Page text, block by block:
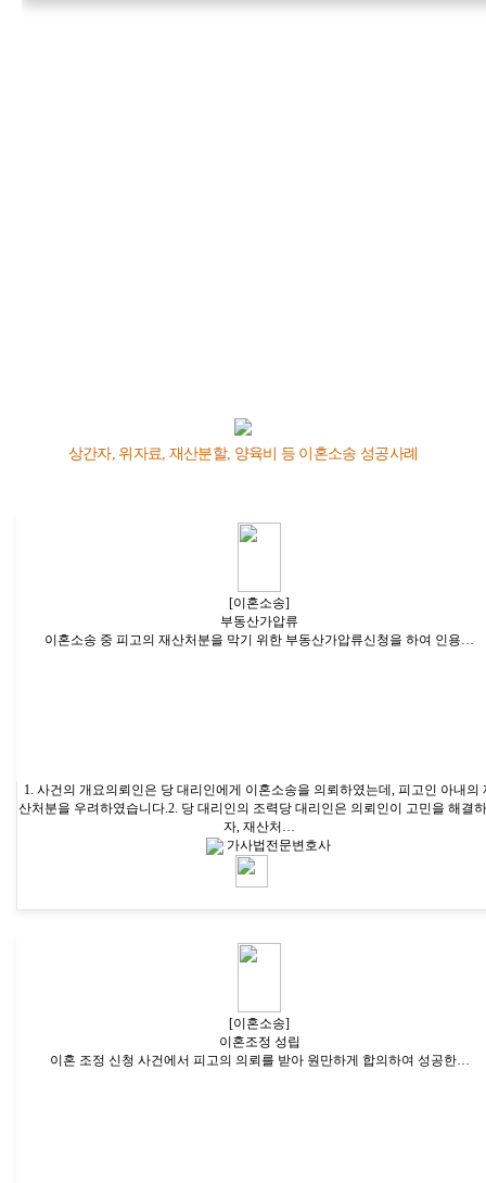
상간자, 위자료, 재산분할, 양육비 등 이혼소송 성공사례
[이혼소송]
부동산가압류
이혼소송 중 피고의 재산처분을 막기 위한 부동산가압류신청을 하여 인용…
1. 사건의 개요의뢰인은 당 대리인에게 이혼소송을 의뢰하였는데, 피고인 아내의
산처분을 우려하였습니다.2. 당 대리인의 조력당 대리인은 의뢰인이 고민을 해결
자, 재산처…
가사법전문변호사
[이혼소송]
이혼조정 성립
이혼 조정 신청 사건에서 피고의 의뢰를 받아 원만하게 합의하여 성공한…